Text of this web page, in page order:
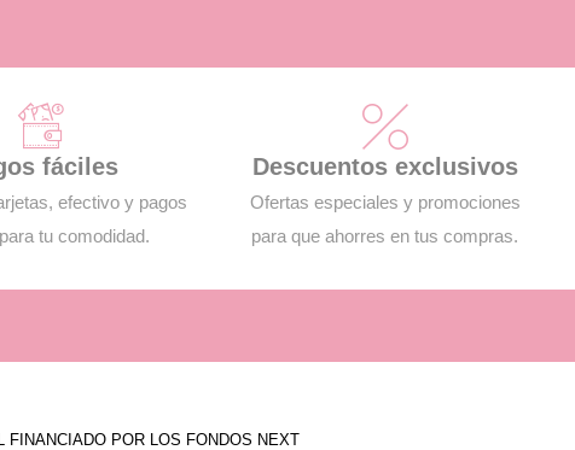
fáciles
efectivo y pagos
tu comodidad.
Descuentos exclusivos
Ofertas especiales y promociones
para que ahorres en tus compras.
FINANCIADO POR LOS FONDOS NEXT